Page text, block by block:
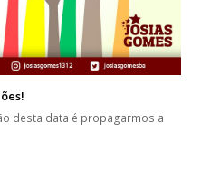
desta data é propagarmos a